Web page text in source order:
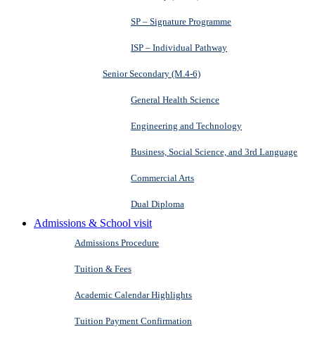
SP – Signature Programme
ISP – Individual Pathway
Senior Secondary (M.4-6)
General Health Science
Engineering and Technology
Business, Social Science, and 3rd Language
Commercial Arts
Dual Diploma
Admissions & School visit
Admissions Procedure
Tuition & Fees
Academic Calendar Highlights
Tuition Payment Confirmation